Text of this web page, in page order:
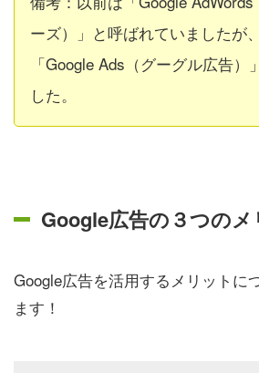
ーズ）」と呼ばれていましたが
「Google Ads（グーグル広告）
した。
Google広告の３つのメ
Google広告を活用するメリットに
ます！